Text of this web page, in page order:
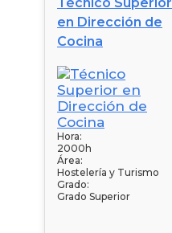
en Dirección de
Cocina
Hora:
2000h
Área:
Hostelería y Turismo
Grado:
Grado Superior